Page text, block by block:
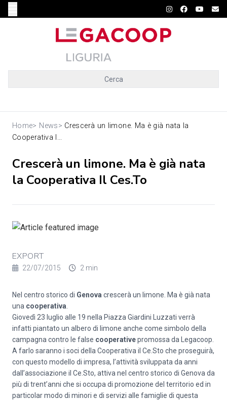
Cerca
Home> News> Crescerà un limone. Ma è già nata la
Cooperativa I...
Crescerà un limone. Ma è già nata
la Cooperativa Il Ces.To
EXPORT
22/07/2015 2 min
Nel centro storico di Genova crescerà un limone. Ma è già nata
una cooperativa
Giovedì 23 luglio alle 19 nella Piazza Giardini Luzzati verrà
infatti piantato un albero di limone anche come simbolo della
campagna contro le false cooperativepromossa da Legacoop.
A farlo saranno i soci della Cooperativa il Ce.Sto che proseguirà,
con questo modello di impresa, l’attività sviluppata da anni
dall’associazione il Ce.Sto, attiva nel centro storico di Genova da
più di trent’anni che si occupa di promozione del territorio ed in
particolar modo di minori e di servizi alle famiglie di questa